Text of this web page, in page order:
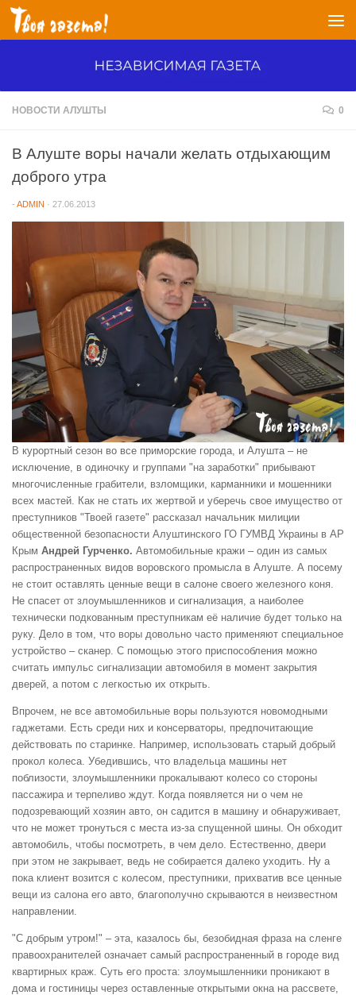
Перейти к содержимому
НОВОСТИ АЛУШТЫ 0
В Алуште воры начали желать отдыхающим
доброго утра
- ADMIN · 27.06.2013
В курортный сезон во все приморские города, и Алушта – не
исключение, в одиночку и группами "на заработки" прибывают
многочисленные грабители, взломщики, карманники и мошенники
всех мастей. Как не стать их жертвой и уберечь свое имущество от
преступников "Твоей газете" рассказал начальник милиции
общественной безопасности Алуштинского ГО ГУМВД Украины в АР
Крым Андрей Гурченко. Автомобильные кражи – один из самых
распространенных видов воровского промысла в Алуште. А посему
не стоит оставлять ценные вещи в салоне своего железного коня.
Не спасет от злоумышленников и сигнализация, а наиболее
технически подкованным преступникам её наличие будет только на
руку. Дело в том, что воры довольно часто применяют специальное
устройство – сканер. С помощью этого приспособления можно
считать импульс сигнализации автомобиля в момент закрытия
дверей, а потом с легкостью их открыть.
Впрочем, не все автомобильные воры пользуются новомодными
гаджетами. Есть среди них и консерваторы, предпочитающие
действовать по старинке. Например, использовать старый добрый
прокол колеса. Убедившись, что владельца машины нет
поблизости, злоумышленники прокалывают колесо со стороны
пассажира и терпеливо ждут. Когда появляется ни о чем не
подозревающий хозяин авто, он садится в машину и обнаруживает,
что не может тронуться с места из-за спущенной шины. Он обходит
автомобиль, чтобы посмотреть, в чем дело. Естественно, двери
при этом не закрывает, ведь не собирается далеко уходить. Ну а
пока клиент возится с колесом, преступники, прихватив все ценные
вещи из салона его авто, благополучно скрываются в неизвестном
направлении.
"С добрым утром!" – эта, казалось бы, безобидная фраза на сленге
правоохранителей означает самый распространенный в городе вид
квартирных краж. Суть его проста: злоумышленники проникают в
дома и гостиницы через оставленные открытыми окна на рассвете,